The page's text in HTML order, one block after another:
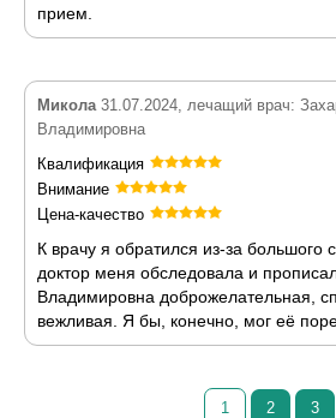
прием.
Микола31.07.2024, лечащий врач:
Владимировна
Квалификация
Внимание
Цена-качество
К врачу я обратился из-за большого
доктор меня обследовала и
Владимировна доброжелательная,
вежливая. Я бы, конечно, мог её
1 2 3